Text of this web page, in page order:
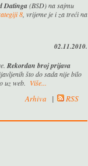
Datinga(BSD) na sajmu
8 , vrijeme je i za treći na
02.11.2010.
Rekordan broj prijava
što do sada nije bilo
uz web.
Više...
Arhiva | RSS